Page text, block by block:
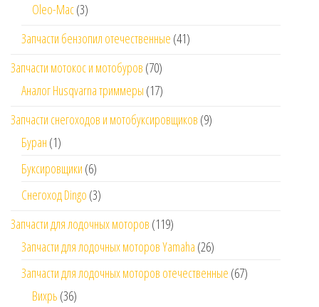
Oleo-Mac(3)
Запчасти бензопил отечественные (41)
Запчасти мотокос и мотобуров (70)
Аналог Husqvarna триммеры (17)
Запчасти снегоходов и мотобуксировщиков (9)
Буран (1)
Буксировщики (6)
Снегоход Dingo (3)
Запчасти для лодочных моторов (119)
Запчасти для лодочных моторов Yamaha (26)
Запчасти для лодочных моторов отечественные (67)
Вихрь (36)